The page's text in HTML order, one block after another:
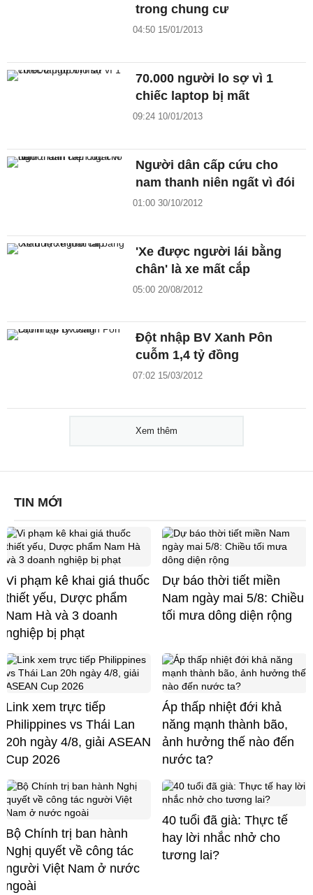
trong chung cư
04:50 15/01/2013
70.000 người lo sợ vì 1
chiếc laptop bị mất
09:24 10/01/2013
Người dân cấp cứu cho
nam thanh niên ngất vì đói
01:00 30/10/2012
'Xe được người lái bằng
chân' là xe mất cắp
05:00 20/08/2012
Đột nhập BV Xanh Pôn
cuỗm 1,4 tỷ đồng
07:02 15/03/2012
Xem thêm
TIN MỚI
Vi phạm kê khai giá thuốc
thiết yếu, Dược phẩm
Nam Hà và 3 doanh
nghiệp bị phạt
Dự báo thời tiết miền
Nam ngày mai 5/8: Chiều
tối mưa dông diện rộng
Link xem trực tiếp
Philippines vs Thái Lan
20h ngày 4/8, giải ASEAN
Cup 2026
Áp thấp nhiệt đới khả
năng mạnh thành bão,
ảnh hưởng thế nào đến
nước ta?
Bộ Chính trị ban hành
Nghị quyết về công tác
người Việt Nam ở nước
ngoài
40 tuổi đã già: Thực tế
hay lời nhắc nhở cho
tương lai?